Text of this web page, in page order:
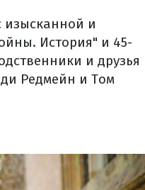
изысканной и
История" и 45-
и друзья
Редмейн и Том